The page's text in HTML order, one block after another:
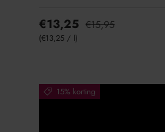
€13,25 €15,95
Eenheid prijs
€13,25 / l
15% korting